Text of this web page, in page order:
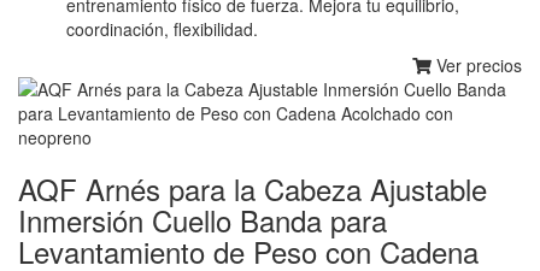
entrenamiento físico de fuerza. Mejora tu equilibrio,
coordinación, flexibilidad.
Ver precios
AQF Arnés para la Cabeza Ajustable
Inmersión Cuello Banda para
Levantamiento de Peso con Cadena